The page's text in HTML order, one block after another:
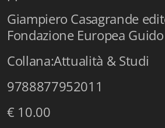
Giampiero Casagrande
Fondazione Europea
Collana:Attualità & Studi
9788877952011
€ 10.00
Facsimili
Immagini & Arte
Incontro con
iQuaderni -
Istituzioni - Società - Cittadini